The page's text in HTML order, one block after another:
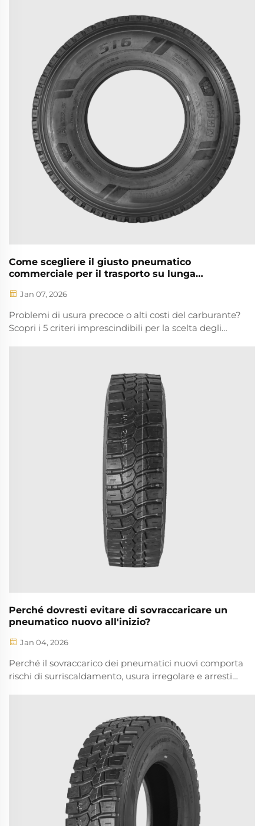
subito la compatibilità!
Come scegliere il giusto pneumatico
commerciale per il trasporto su lunga
Jan 07, 2026
Problemi di usura precoce o alti costi del carburante?
Scopri i 5 criteri imprescindibili per la scelta degli
Perché dovresti evitare di sovraccaricare un
pneumatico nuovo all'inizio?
Jan 04, 2026
Perché il sovraccarico dei pneumatici nuovi comporta
rischi di surriscaldamento, usura irregolare e arresti
durata degli pneumatici. Leggi ora.